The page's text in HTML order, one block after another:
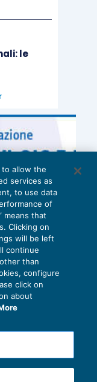
le
S.p.A.v2.32.4
to allow the
services as
to use data
of
means that
Clicking on
will be left
continue
than
configure
click on
about